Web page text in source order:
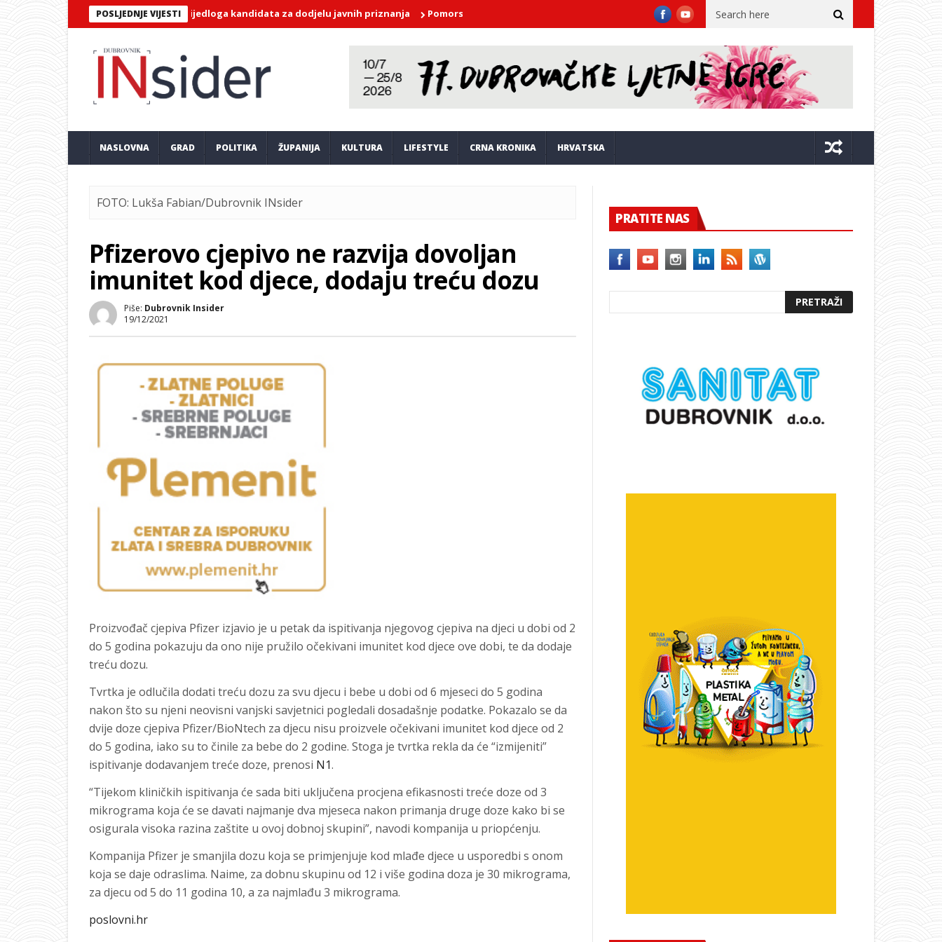
POSLJEDNJE VIJESTI
KONAVLE: Poziv za dostavu prijedloga kandidata za dodjelu javnih priznanja Pomorska policija na Šipanu zaustavila alkoholiziranog voditelja glisera Miloslavić: Općina nije uklonila niti
NASLOVNA GRAD POLITIKA ŽUPANIJA KULTURA LIFESTYLE CRNA KRONIKA HRVATSKA
FOTO: Lukša Fabian/Dubrovnik INsider
Pfizerovo cjepivo ne razvija dovoljan
imunitet kod djece, dodaju treću dozu
Piše: Dubrovnik Insider
19/12/2021
Proizvođač cjepiva Pfizer izjavio je u petak da ispitivanja njegovog cjepiva na djeci u dobi od 2
do 5 godina pokazuju da ono nije pružilo očekivani imunitet kod djece ove dobi, te da dodaje
treću dozu.
Tvrtka je odlučila dodati treću dozu za svu djecu i bebe u dobi od 6 mjeseci do 5 godina
nakon što su njeni neovisni vanjski savjetnici pogledali dosadašnje podatke. Pokazalo se da
dvije doze cjepiva Pfizer/BioNtech za djecu nisu proizvele očekivani imunitet kod djece od 2
do 5 godina, iako su to činile za bebe do 2 godine. Stoga je tvrtka rekla da će “izmijeniti”
ispitivanje dodavanjem treće doze, prenosi N1.
“Tijekom kliničkih ispitivanja će sada biti uključena procjena efikasnosti treće doze od 3
mikrograma koja će se davati najmanje dva mjeseca nakon primanja druge doze kako bi se
osigurala visoka razina zaštite u ovoj dobnoj skupini”, navodi kompanija u priopćenju.
Kompanija Pfizer je smanjila dozu koja se primjenjuje kod mlađe djece u usporedbi s onom
koja se daje odraslima. Naime, za dobnu skupinu od 12 i više godina doza je 30 mikrograma,
za djecu od 5 do 11 godina 10, a za najmlađu 3 mikrograma.
poslovni.hr
PRATITE NAS